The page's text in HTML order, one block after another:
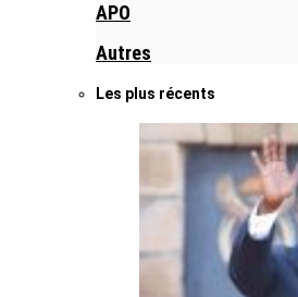
APO
Autres
Les plus récents